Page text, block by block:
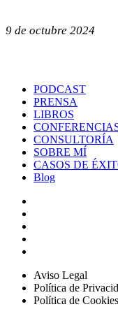
9 de octubre 2024
PODCAST
PRENSA
LIBROS
CONSULTORÍA
SOBRE MÍ
CASOS DE
Blog
Aviso Legal
Política de
Política de Cookies